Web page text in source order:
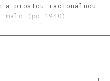
a prostou racionálnou
malo (po 1940)
železničnej
Z celého zámeru
na sever